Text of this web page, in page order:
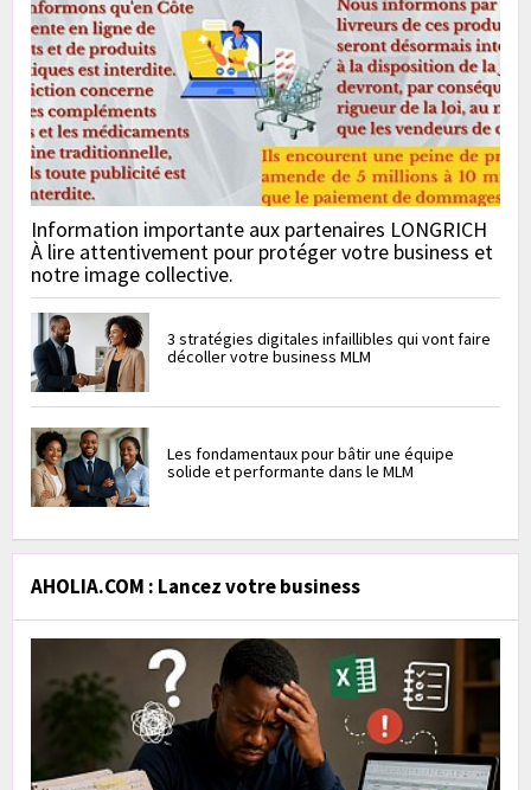
Information importante aux partenaires LONGRICH
À lire attentivement pour protéger votre business et
notre image collective.
3 stratégies digitales infaillibles qui vont faire
décoller votre business MLM
Les fondamentaux pour bâtir une équipe
solide et performante dans le MLM
AHOLIA.COM : Lancez votre business